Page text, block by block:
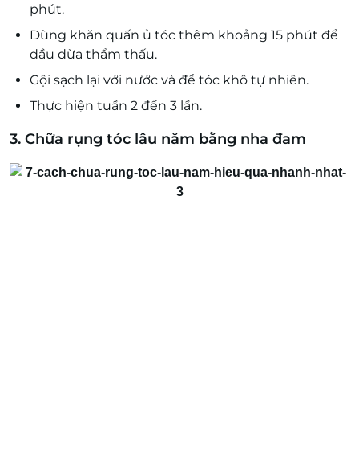
phút.
Dùng khăn quấn ủ tóc thêm khoảng 15 phút để
dầu dừa thẩm thấu.
Gội sạch lại với nước và để tóc khô tự nhiên.
Thực hiện tuần 2 đến 3 lần.
3. Chữa rụng tóc lâu năm bằng nha đam